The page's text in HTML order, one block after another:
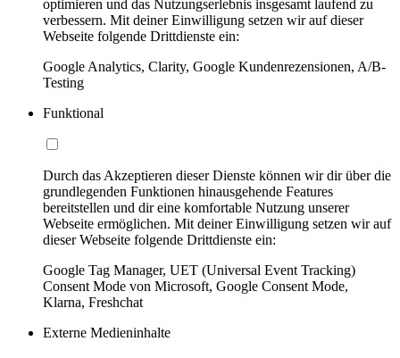
optimieren und das Nutzungserlebnis insgesamt laufend zu
verbessern. Mit deiner Einwilligung setzen wir auf dieser
Webseite folgende Drittdienste ein:
Google Analytics, Clarity, Google Kundenrezensionen, A/B-
Testing
Funktional
Durch das Akzeptieren dieser Dienste können wir dir über die
grundlegenden Funktionen hinausgehende Features
bereitstellen und dir eine komfortable Nutzung unserer
Webseite ermöglichen. Mit deiner Einwilligung setzen wir auf
dieser Webseite folgende Drittdienste ein:
Google Tag Manager, UET (Universal Event Tracking)
Consent Mode von Microsoft, Google Consent Mode,
Klarna, Freshchat
Externe Medieninhalte